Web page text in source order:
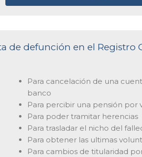
de defunción en el Registro
Para cancelación de una
banco
Para percibir una pensión por
Para poder tramitar herencias
Para trasladar el nicho del
Para obtener las ultimas
Para cambios de titularidad